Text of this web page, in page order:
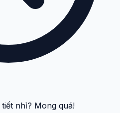
nhỉ? Mong quá!